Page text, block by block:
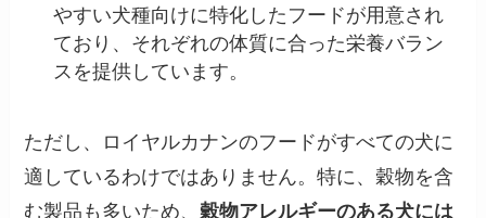
やすい犬種向けに特化したフードが用意され
ており、それぞれの体質に合った栄養バラン
スを提供しています。
ただし、ロイヤルカナンのフードがすべての犬に
適しているわけではありません。特に、穀物を含
む製品も多いため、 穀物アレルギーのある犬には